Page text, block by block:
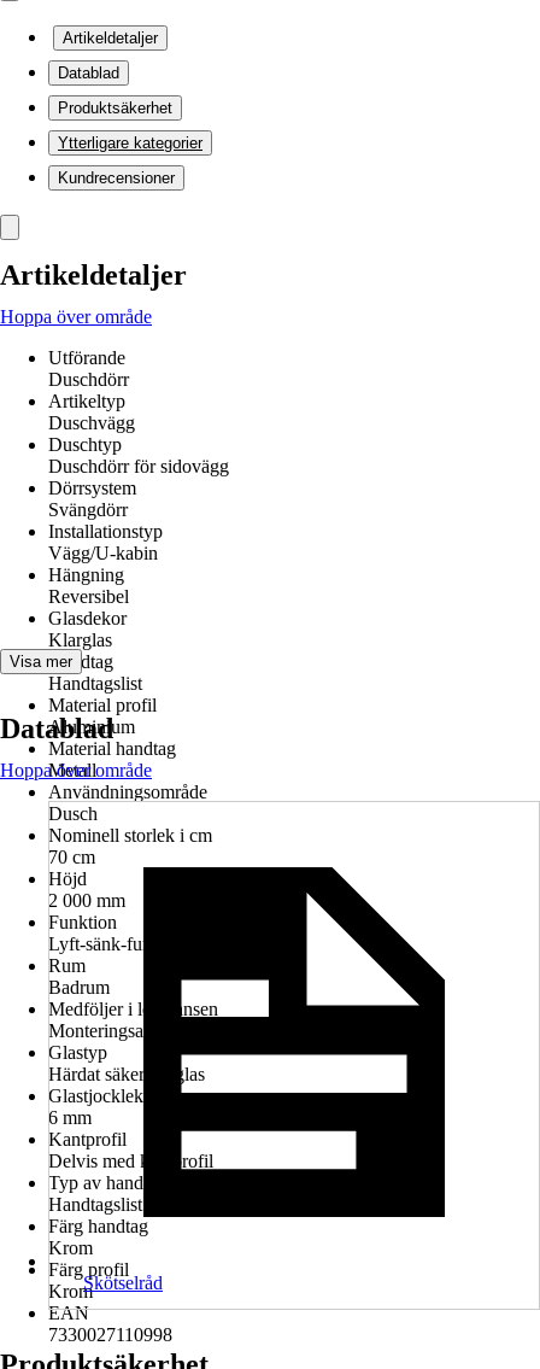
Artikeldetaljer
Datablad
Produktsäkerhet
Ytterligare kategorier
Kundrecensioner
Artikeldetaljer
Hoppa över område
Utförande
Duschdörr
Artikeltyp
Duschvägg
Duschtyp
Duschdörr för sidovägg
Dörrsystem
Svängdörr
Installationstyp
Vägg/U-kabin
Hängning
Reversibel
Glasdekor
Klarglas
Handtag
Handtagslist
Material profil
Aluminium
Material handtag
Metall
Användningsområde
Dusch
Nominell storlek i cm
70 cm
Höjd
2 000 mm
Funktion
Lyft-sänk-funktion
Rum
Badrum
Medföljer i leveransen
Monteringsanvisningar
Glastyp
Härdat säkerhetsglas
Glastjocklek
6 mm
Kantprofil
Delvis med kantprofil
Typ av handtag
Handtagslist
Färg handtag
Krom
Färg profil
Krom
EAN
7330027110998
Visa mer
Datablad
Hoppa över område
Skötselråd